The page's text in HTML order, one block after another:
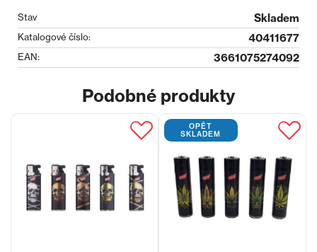
Stav Skladem
Katalogové číslo: 40411677
EAN: 3661075274092
Podobné produkty
OPĚT
SKLADEM